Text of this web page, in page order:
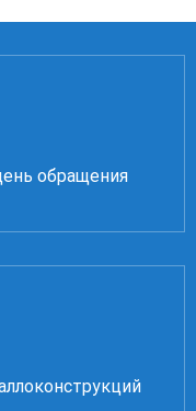
обращения